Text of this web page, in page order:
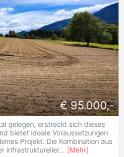
€ 95.000,-
gelegen, erstreckt sich dieses
bietet ideale Voraussetzungen
Projekt. Die Kombination aus
infrastruktureller... [Mehr]